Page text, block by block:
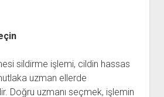
sildirme işlemi, cildin hassas
uzman ellerde
Doğru uzmanı seçmek, işlemin